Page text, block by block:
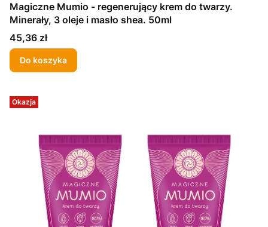
Magiczne Mumio - regenerujący krem do twarzy.
Minerały, 3 oleje i masło shea. 50ml
Cena
45,36 zł
Do koszyka
Okazja